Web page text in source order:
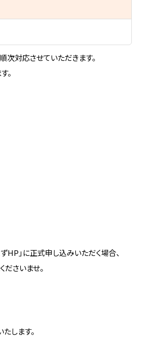
次対応させていただきます。
。
」に正式申し込みいただく場合、
さいませ。
します。